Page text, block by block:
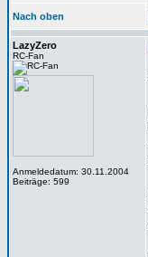
Nach oben
LazyZero
RC-Fan
Anmeldedatum: 30.11.2004
Beiträge: 599